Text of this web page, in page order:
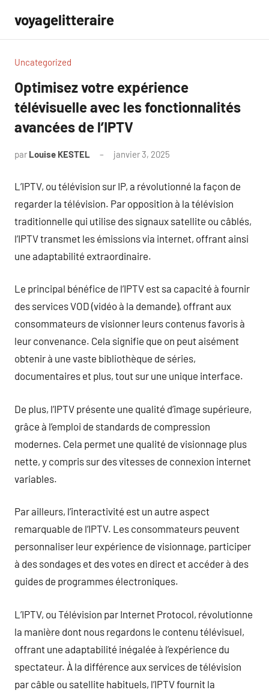
contenu
voyagelitteraire
Uncategorized
Optimisez votre expérience
télévisuelle avec les fonctionnalités
avancées de l’IPTV
par Louise KESTEL janvier 3, 2025
L’IPTV, ou télévision sur IP, a révolutionné la façon de
regarder la télévision. Par opposition à la télévision
traditionnelle qui utilise des signaux satellite ou câblés,
l’IPTV transmet les émissions via internet, offrant ainsi
une adaptabilité extraordinaire.
Le principal bénéfice de l’IPTV est sa capacité à fournir
des services VOD (vidéo à la demande), offrant aux
consommateurs de visionner leurs contenus favoris à
leur convenance. Cela signifie que on peut aisément
obtenir à une vaste bibliothèque de séries,
documentaires et plus, tout sur une unique interface.
De plus, l’IPTV présente une qualité d’image supérieure,
grâce à l’emploi de standards de compression
modernes. Cela permet une qualité de visionnage plus
nette, y compris sur des vitesses de connexion internet
variables.
Par ailleurs, l’interactivité est un autre aspect
remarquable de l’IPTV. Les consommateurs peuvent
personnaliser leur expérience de visionnage, participer
à des sondages et des votes en direct et accéder à des
guides de programmes électroniques.
L’IPTV, ou Télévision par Internet Protocol, révolutionne
la manière dont nous regardons le contenu télévisuel,
offrant une adaptabilité inégalée à l’expérience du
spectateur. À la différence aux services de télévision
par câble ou satellite habituels, l’IPTV fournit la